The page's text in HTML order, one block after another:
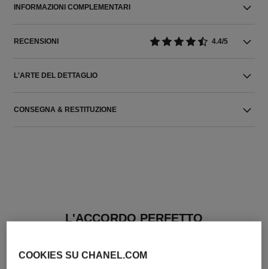
INFORMAZIONI COMPLEMENTARI
RECENSIONI 4.4/5
L'ARTE DEL DETTAGLIO
CONSEGNA & RESTITUZIONE
L'ACCORDO PERFETTO
COOKIES SU CHANEL.COM